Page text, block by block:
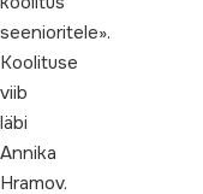
seenioritele».
Koolituse
viib
läbi
Annika
Hramov.